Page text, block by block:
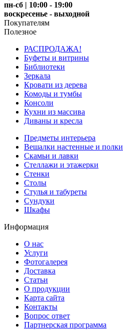
пн-сб | 10:00 - 19:00
воскресенье - выходной
Покупателям
Полезное
РАСПРОДАЖА!
Буфеты и витрины
Библиотеки
Зеркала
Кровати из дерева
Комоды и тумбы
Консоли
Кухни из массива
Диваны и кресла
Предметы интерьера
Вешалки настенные и полки
Скамьи и лавки
Стеллажи и этажерки
Стенки
Столы
Стулья и табуреты
Сундуки
Шкафы
Информация
О нас
Услуги
Фотогалерея
Доставка
Статьи
О продукции
Карта сайта
Контакты
Вопрос ответ
Партнерская программа